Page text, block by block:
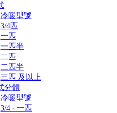
冷暖型號
3/4匹
一匹
一匹半
二匹
二匹半
三匹 及以上
分體
冷暖型號
3/4 - 一匹